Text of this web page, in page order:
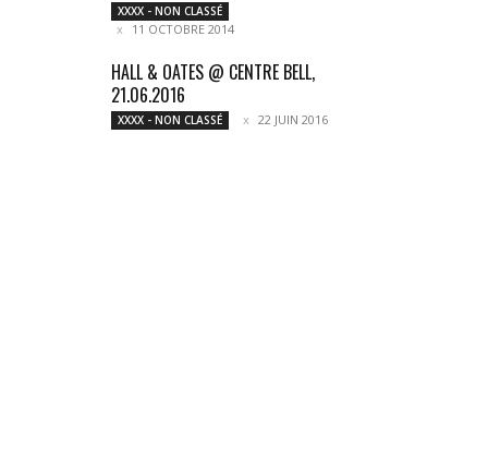
XXXX - NON CLASSÉ
11 OCTOBRE 2014
HALL & OATES @ CENTRE BELL,
21.06.2016
XXXX - NON CLASSÉ 22 JUIN 2016